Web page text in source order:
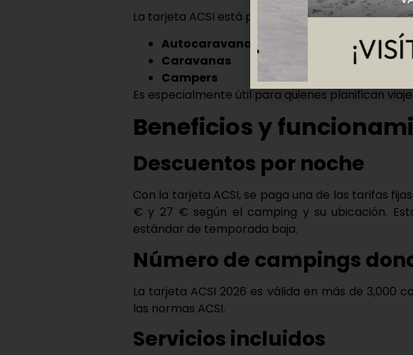
La tarjeta ACSI está pensada para viajeros en:
Autocaravanas
Caravanas
Campers
Es especialmente útil para quienes planifican
Beneficios y
Descuentos por noche
Con la tarjeta ACSI, se paga una de las tarifas
€ y 27 € según el camping y su ubicación.
estándar de temporada baja.
Número de campings
La tarjeta ACSI 2026 es válida en más de 3,000
las normas ACSI.
Servicios incluidos